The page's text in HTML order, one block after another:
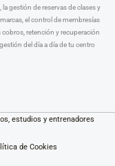
gestión de reservas de clases y
el control de membresías
retención y recuperación
del día a día de tu centro
estudios y entrenadores
de Cookies